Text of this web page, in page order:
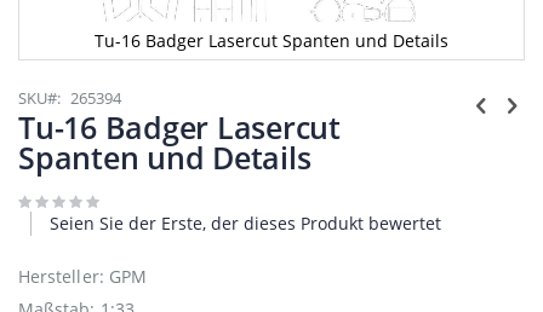
Tu-16 Badger Lasercut Spanten und Details
Anfang
der
Bildgalerie
springen
SKU 265394
Tu-16 Badger Lasercut
Spanten und Details
Seien Sie der Erste, der dieses Produkt bewertet
Hersteller: GPM